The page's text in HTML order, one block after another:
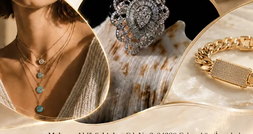
buluşuyor..
hemşerilerle
360 Güncel Siyaset